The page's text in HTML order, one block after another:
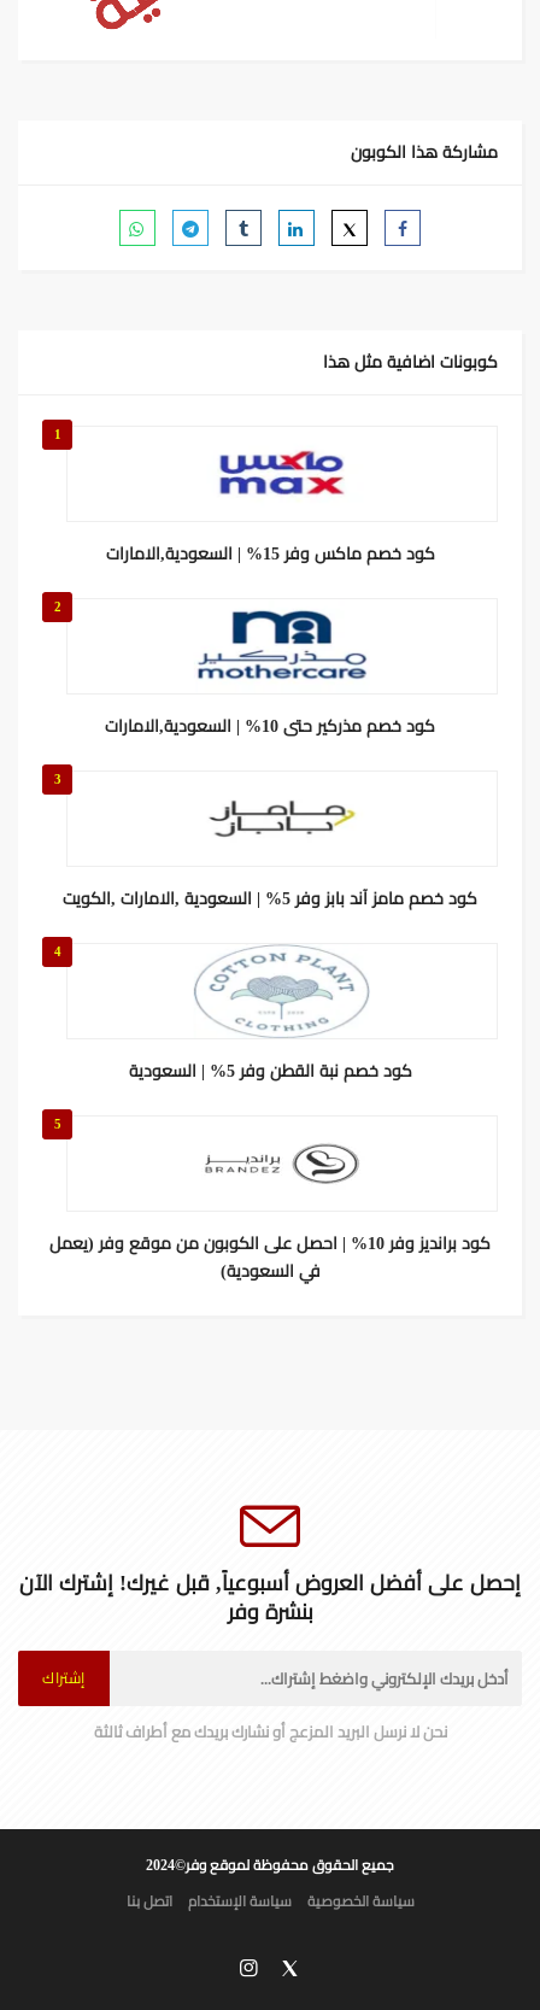
مشاركة هذا الكوبون
كوبونات اضافية مثل هذا
1
كود خصم ماكس وفر 15% | السعودية,الامارات
2
كود خصم مذركير حتى 10% | السعودية,الامارات
3
كود خصم مامز آند بابز وفر 5% | السعودية ,الامارات ,الكويت
4
كود خصم نبة القطن وفر 5% | السعودية
5
كود برانديز وفر 10% | احصل على الكوبون من موقع وفر (يعمل
في السعودية)
إحصل على أفضل العروض أسبوعياً, قبل غيرك! إشترك الآن
بنشرة وفر
إشتراك
نحن لا نرسل البريد المزعج أو نشارك بريدك مع أطراف ثالثة
جميع الحقوق محفوظة لموقع وفر©2024
سياسة الخصوصية
سياسة الإستخدام اتصل بنا